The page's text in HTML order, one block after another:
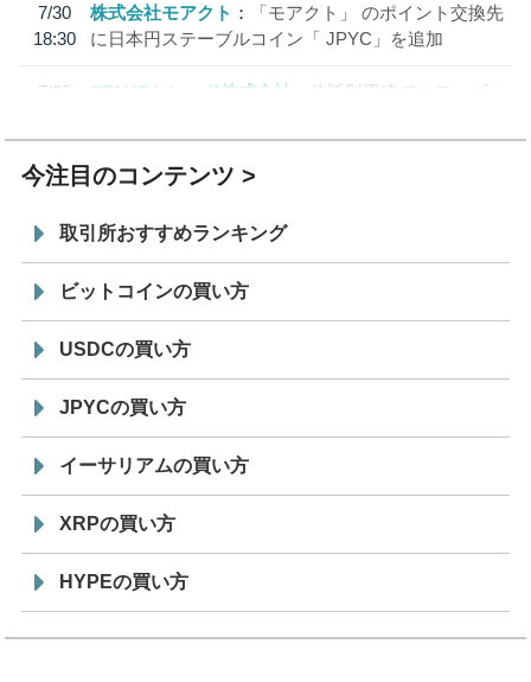
7/30
18:30
株式会社モアクト
「モアクト」 のポイント交換先
に日本円ステーブルコイン「 JPYC」を追加
7/29
SBI VCトレード株式会社
信託型円建てステーブル
今注目のコンテンツ
取引所おすすめランキング
ビットコインの買い方
USDCの買い方
JPYCの買い方
イーサリアムの買い方
XRPの買い方
HYPEの買い方